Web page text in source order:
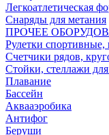
Легкоатлетическая
Снаряды для метания
ПРОЧЕЕ
Рулетки спортивные,
Счетчики рядов,
Стойки, стеллажи
Плавание
Бассейн
Аквааэробика
Антифог
Беруши